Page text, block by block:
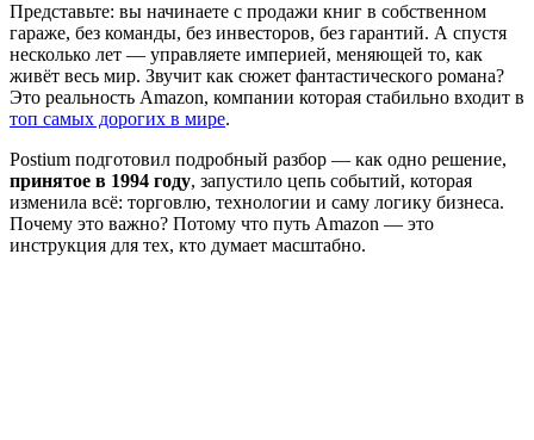
Представьте: вы начинаете с продажи книг в собственном
гараже, без команды, без инвесторов, без гарантий. А спустя
несколько лет — управляете империей, меняющей то, как
живёт весь мир. Звучит как сюжет фантастического романа?
Это реальность Amazon, компании которая стабильно входит в
топ самых дорогих в мире.
Postium подготовил подробный разбор — как одно решение,
принятое в 1994 году, запустило цепь событий, которая
изменила всё: торговлю, технологии и саму логику бизнеса.
Почему это важно? Потому что путь Amazon — это
инструкция для тех, кто думает масштабно.